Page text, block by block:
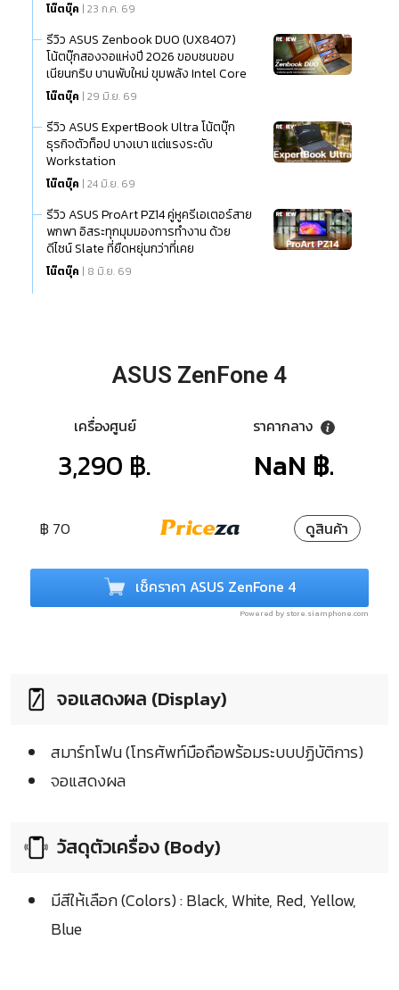
โน๊ตบุ๊ค | 23 ก.ค. 69
รีวิว ASUS Zenbook DUO (UX8407)
โน้ตบุ๊กสองจอแห่งปี 2026 ขอบชนขอบ
เนียนกริบ บานพับใหม่ ขุมพลัง Intel Core
Ultra (Series 3)
โน๊ตบุ๊ค | 29 มิ.ย. 69
รีวิว ASUS ExpertBook Ultra โน้ตบุ๊ก
ธุรกิจตัวท็อป บางเบา แต่แรงระดับ
Workstation
โน๊ตบุ๊ค | 24 มิ.ย. 69
รีวิว ASUS ProArt PZ14 คู่หูครีเอเตอร์สาย
พกพา อิสระทุกมุมมองการทำงาน ด้วย
ดีไซน์ Slate ที่ยืดหยุ่นกว่าที่เคย
โน๊ตบุ๊ค | 8 มิ.ย. 69
ASUS ZenFone 4
เครื่องศูนย์
3,290 ฿.
ราคากลาง
NaN ฿.
฿ 70 ดูสินค้า
เช็คราคา ASUS ZenFone 4
Powered by store.siamphone.com
จอแสดงผล (Display)
สมาร์ทโฟน (โทรศัพท์มือถือพร้อมระบบปฏิบัติการ)
จอแสดงผล
วัสดุตัวเครื่อง (Body)
มีสีให้เลือก (Colors) : Black, White, Red, Yellow,
Blue